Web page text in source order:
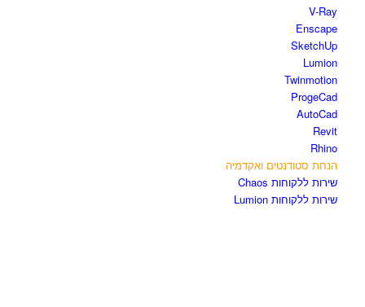
V-Ray
Enscape
SketchUp
Lumion
Twinmotion
ProgeCad
AutoCad
Revit
Rhino
הנחת סטודנטים ואקדמיה
שירות ללקוחות Chaos
שירות ללקוחות Lumion